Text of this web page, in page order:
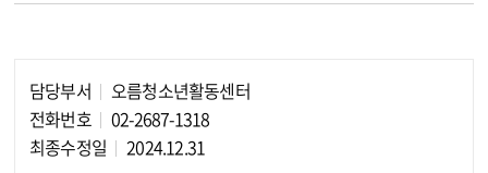
담당부서
오름청소년활동센터
전화번호
02-2687-1318
최종수정일
2024.12.31